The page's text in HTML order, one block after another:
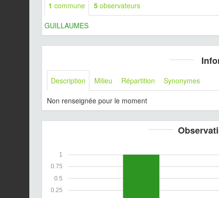
1 commune 5 observateurs
GUILLAUMES
Description Milieu Répartition Synonymes
Non renseignée pour le moment
0.25
0.5
0.75
1